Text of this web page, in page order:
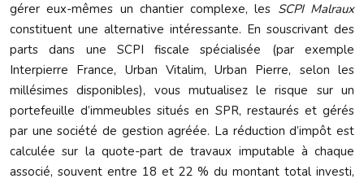
gérer eux-mêmes un chantier complexe, les SCPI Malraux
constituent une alternative intéressante. En souscrivant des
parts dans une SCPI fiscale spécialisée (par exemple
Interpierre France, Urban Vitalim, Urban Pierre, selon les
millésimes disponibles), vous mutualisez le risque sur un
portefeuille d’immeubles situés en SPR, restaurés et gérés
par une société de gestion agréée. La réduction d’impôt est
calculée sur la quote-part de travaux imputable à chaque
associé, souvent entre 18 et 22 % du montant total investi,